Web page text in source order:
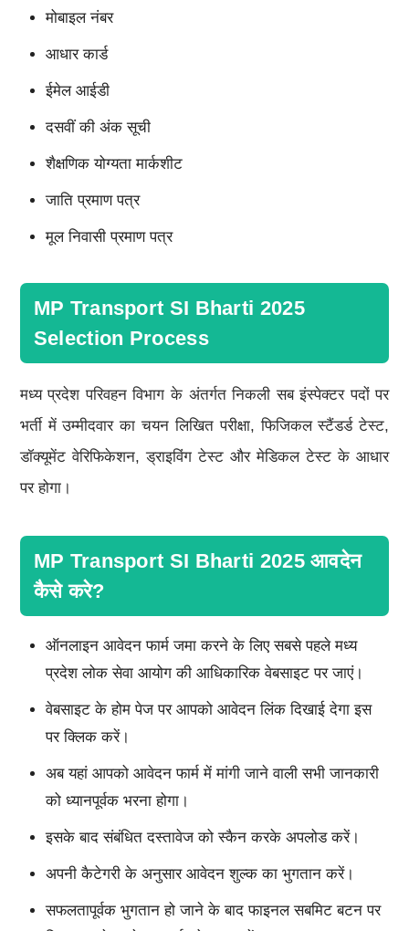
मोबाइल नंबर
आधार कार्ड
ईमेल आईडी
दसवीं की अंक सूची
शैक्षणिक योग्यता मार्कशीट
जाति प्रमाण पत्र
मूल निवासी प्रमाण पत्र
MP Transport SI Bharti 2025
Selection Process
मध्य प्रदेश परिवहन विभाग के अंतर्गत निकली सब इंस्पेक्टर पदों पर
भर्ती में उम्मीदवार का चयन लिखित परीक्षा, फिजिकल स्टैंडर्ड टेस्ट,
डॉक्यूमेंट वेरिफिकेशन, ड्राइविंग टेस्ट और मेडिकल टेस्ट के आधार
पर होगा।
MP Transport SI Bharti 2025 आवदेन
कैसे करे?
ऑनलाइन आवेदन फार्म जमा करने के लिए सबसे पहले मध्य
प्रदेश लोक सेवा आयोग की आधिकारिक वेबसाइट पर जाएं।
वेबसाइट के होम पेज पर आपको आवेदन लिंक दिखाई देगा इस
पर क्लिक करें।
अब यहां आपको आवेदन फार्म में मांगी जाने वाली सभी जानकारी
को ध्यानपूर्वक भरना होगा।
इसके बाद संबंधित दस्तावेज को स्कैन करके अपलोड करें।
अपनी कैटेगरी के अनुसार आवेदन शुल्क का भुगतान करें।
सफलतापूर्वक भुगतान हो जाने के बाद फाइनल सबमिट बटन पर